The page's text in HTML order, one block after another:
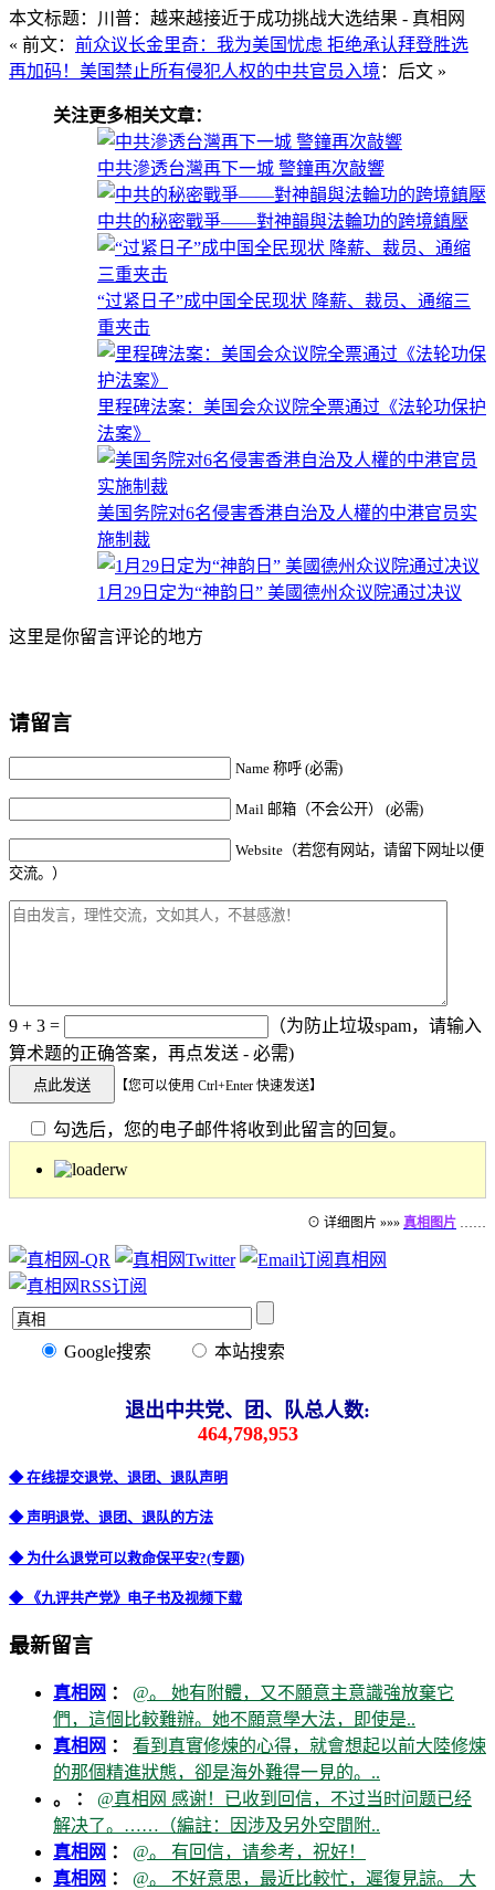
本文标题：川普：越来越接近于成功挑战大选结果 - 真相网
« 前文： 前众议长金里奇：我为美国忧虑 拒绝承认拜登胜选
再加码！美国禁止所有侵犯人权的中共官员入境 ：后文 »
关注更多相关文章：
中共滲透台灣再下一城 警鐘再次敲響
中共的秘密戰爭——對神韻與法輪功的跨境鎮壓
“过紧日子”成中国全民现状 降薪、裁员、通缩三
重夹击
里程碑法案：美国会众议院全票通过《法轮功保护
法案》
美国务院对6名侵害香港自治及人權的中港官员实
施制裁
1月29日定为“神韵日” 美國德州众议院通过决议
这里是你留言评论的地方
请留言
Name 称呼 (必需)
Mail 邮箱（不会公开） (必需)
Website（若您有网站，请留下网址以便
交流。）
9 + 3 =
（为防止垃圾spam，请输入
算术题的正确答案，再点发送 - 必需)
【您可以使用 Ctrl+Enter 快速发送】
勾选后，您的电子邮件将收到此留言的回复。
⊙ 详细图片 »»» 真相图片 ……
Google搜索 本站搜索
退出中共党、团、队总人数:
464,798,953
◆ 在线提交退党、退团、退队声明
◆ 声明退党、退团、退队的方法
◆ 为什么退党可以救命保平安?(专题)
◆ 《九评共产党》电子书及视频下载
最新留言
真相网 ： @。 她有附體，又不願意主意識強放棄它
們，這個比較難辦。她不願意學大法，即使是..
真相网 ： 看到真實修煉的心得，就會想起以前大陸修煉
的那個精進狀態，卻是海外難得一見的。..
。 ： @真相网 感谢！已收到回信，不过当时问题已经
解决了。……（編註：因涉及另外空間附..
真相网 ： @。 有回信，请参考，祝好！
真相网 ： @。 不好意思，最近比較忙，遲復見諒。 大